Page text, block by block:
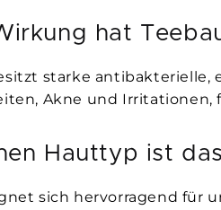
hat
starke
Akne und Irritationen,
Hauttyp ist
sich hervorragend für